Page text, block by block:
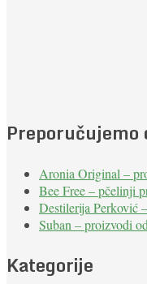
Preporučujemo
Aronia Original –
Bee Free – pčelinji
Destilerija Perković
Suban – proizvodi
Kategorije